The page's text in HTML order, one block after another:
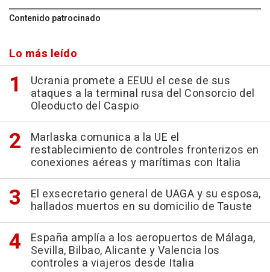
Contenido patrocinado
Lo más leído
Ucrania promete a EEUU el cese de sus
ataques a la terminal rusa del Consorcio del
Oleoducto del Caspio
Marlaska comunica a la UE el
restablecimiento de controles fronterizos en
conexiones aéreas y marítimas con Italia
El exsecretario general de UAGA y su esposa,
hallados muertos en su domicilio de Tauste
España amplía a los aeropuertos de Málaga,
Sevilla, Bilbao, Alicante y Valencia los
controles a viajeros desde Italia